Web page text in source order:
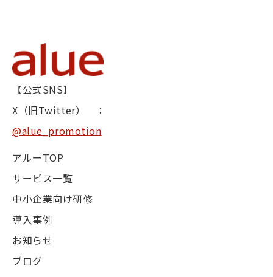
【公式SNS】
X（旧Twitter） ：
@alue_promotion
アルーTOP
サービス一覧
中小企業向け研修
導入事例
お知らせ
ブログ